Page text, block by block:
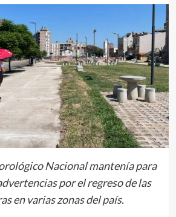
Nacional mantenía para
por el regreso de las
en varias zonas del país.